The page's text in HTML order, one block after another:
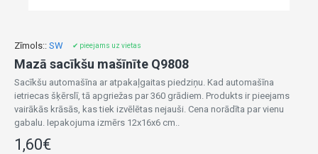
Zīmols:: SW ✔ pieejams uz vietas
Mazā sacīkšu mašīnīte Q9808
Sacīkšu automašīna ar atpakaļgaitas piedziņu. Kad automašīna
ietriecas šķērslī, tā apgriežas par 360 grādiem. Produkts ir pieejams
vairākās krāsās, kas tiek izvēlētas nejauši. Cena norādīta par vienu
gabalu. Iepakojuma izmērs 12x16x6 cm..
1,60€